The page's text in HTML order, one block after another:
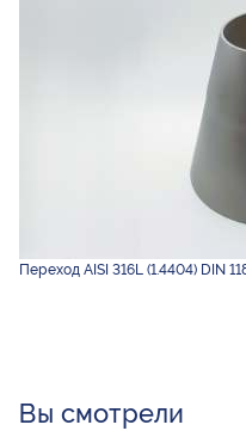
Переход AISI 316L (1.4404) DIN
Вы смотрели